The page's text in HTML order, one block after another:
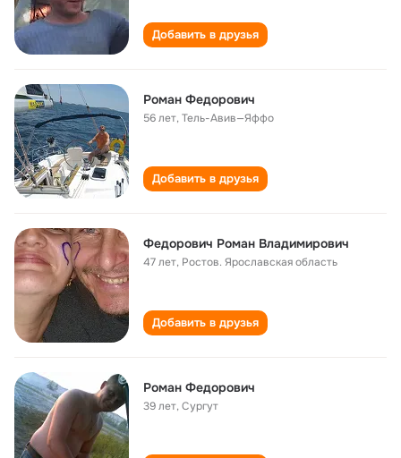
Добавить в друзья
Роман Федорович
56 лет,Тель-Авив—Яффо
Добавить в друзья
Федорович Роман Владимирович
47 лет, Ростов. Ярославская область
Добавить в друзья
Рoман Федoрoвич
39 лет,Сургут